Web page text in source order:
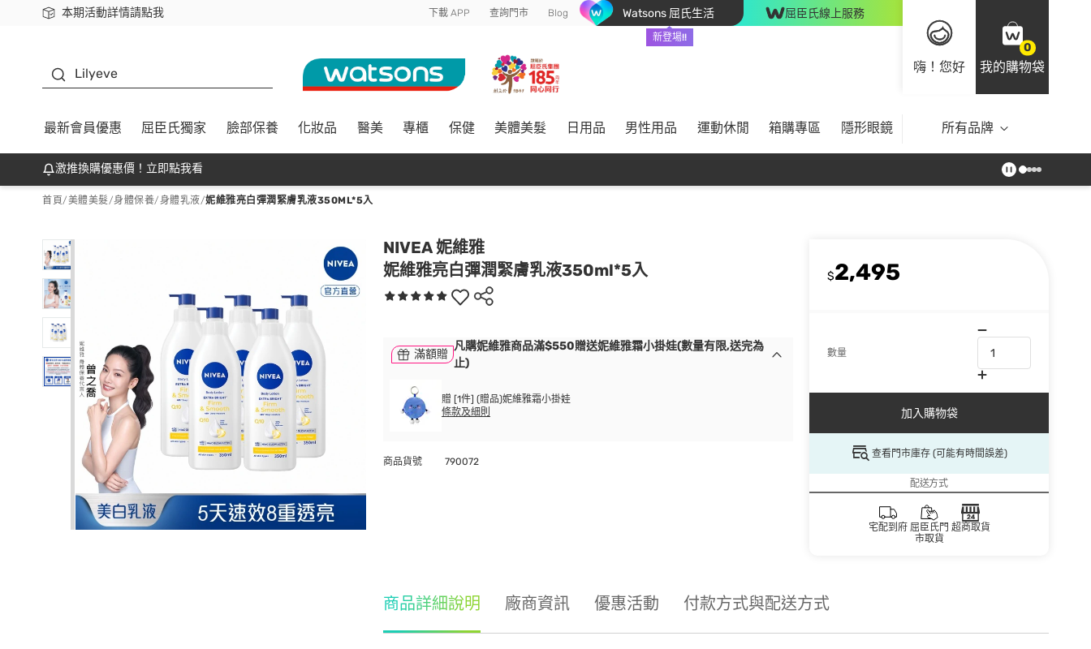
本期活動詳情請點我
下載app最高回饋$350 下載 APP 查詢門市 Blog Watsons 屈氏生活
新登場!!
屈臣氏線上服務
嗨！您好
0
我的購物袋
Lilyeve
最新會員優惠 屈臣氏獨家 臉部保養 化妝品 醫美 專櫃 保健 美體美髮 日用品 男性用品 運動休閒 箱購專區 隱形眼鏡 所有品牌
激推換購優惠價！立即點我看
首頁/美體美髮/身體保養/身體乳液/妮維雅亮白彈潤緊膚乳液350ML*5入
NIVEA 妮維雅
妮維雅亮白彈潤緊膚乳液350ml*5入
$2,495
數量
加入購物袋
查看門市庫存 (可能有時間誤差)
配送方式
宅配到府 屈臣氏門
市取貨
超商取貨
滿額贈
凡購妮維雅商品滿$550贈送妮維雅霜小掛娃(數量有限,送完為
止)
贈 [1件] (贈品)妮維雅霜小掛娃
條款及細則
商品貨號 790072
商品詳細說明 廠商資訊 優惠活動 付款方式與配送方式